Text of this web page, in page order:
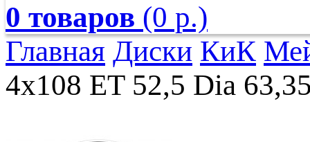
0 товаров (0 р.)
Главная Диски КиК
4x108 ET 52,5 Dia